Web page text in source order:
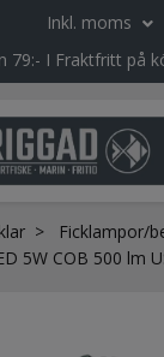
Inkl. moms
79:- I Fraktfritt på
Ficklampor/
5W COB 500 lm